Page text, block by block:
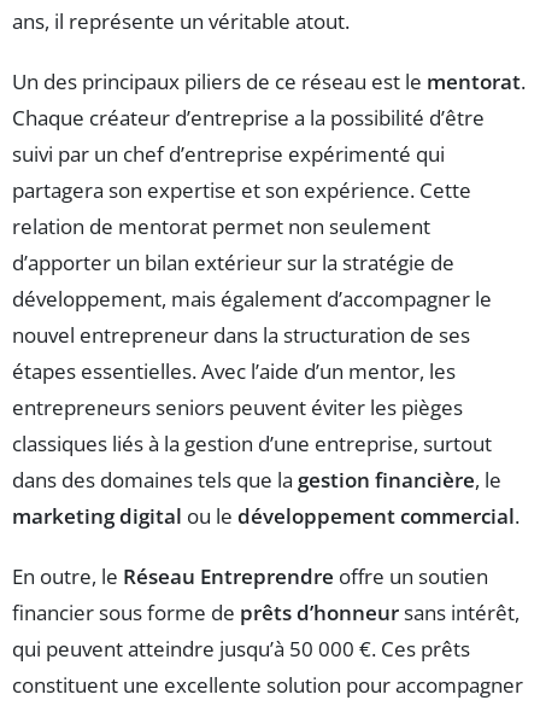
ans, il représente un véritable atout.
Un des principaux piliers de ce réseau est le mentorat.
Chaque créateur d’entreprise a la possibilité d’être
suivi par un chef d’entreprise expérimenté qui
partagera son expertise et son expérience. Cette
relation de mentorat permet non seulement
d’apporter un bilan extérieur sur la stratégie de
développement, mais également d’accompagner le
nouvel entrepreneur dans la structuration de ses
étapes essentielles. Avec l’aide d’un mentor, les
entrepreneurs seniors peuvent éviter les pièges
classiques liés à la gestion d’une entreprise, surtout
dans des domaines tels que la gestion financière, le
marketing digital ou le développement commercial.
En outre, le Réseau Entreprendre offre un soutien
financier sous forme de prêts d’honneursans intérêt,
qui peuvent atteindre jusqu’à 50 000 €. Ces prêts
constituent une excellente solution pour accompagner